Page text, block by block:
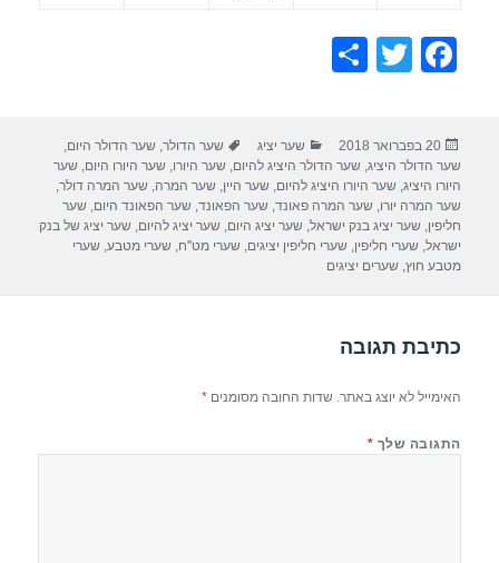
F
e
b
o
o
T
er
e
פורסם
בתאריך
20 בפברואר 2018 קטגוריות
שער יציג תגיות
שער הדולר,שער הדולר היום,
שער הדולר היציג,שער הדולר היציג להיום,שער היורו,שער היורו היום,שער
היורו היציג,שער היורו היציג להיום,שער היין,שער המרה,שער המרה דולר,
שער המרה יורו,שער המרה פאונד,שער הפאונד,שער הפאונד היום,שער
חליפין,שער יציג בנק ישראל,שער יציג היום,שער יציג להיום,שער יציג של בנק
ישראל,שערי חליפין,שערי חליפין יציגים,שערי מט"ח,שערי מטבע,שערי
מטבע חוץ,שערים יציגים
כתיבת תגובה
האימייל לא יוצג באתר. שדות החובה מסומנים*
התגובה שלך *